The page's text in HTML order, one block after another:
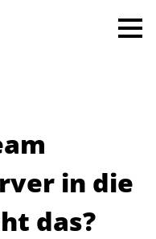
in die
das?